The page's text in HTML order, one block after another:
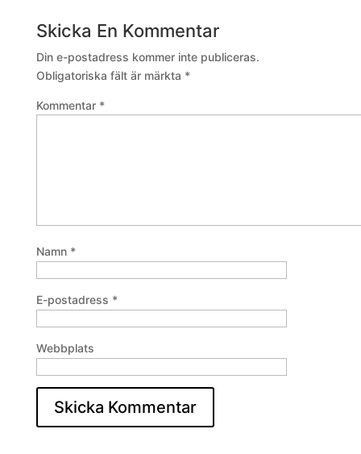
1
449,00 kr
Skicka En Kommentar
Din e-postadress kommer inte publiceras.
Obligatoriska fält är märkta *
Kommentar *
Namn *
E-postadress *
Webbplats